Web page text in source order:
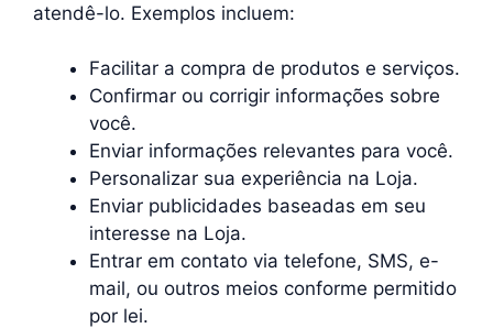
atendê-lo. Exemplos incluem:
Facilitar a compra de produtos e serviços.
Confirmar ou corrigir informações sobre
você.
Enviar informações relevantes para você.
Personalizar sua experiência na Loja.
Enviar publicidades baseadas em seu
interesse na Loja.
Entrar em contato via telefone, SMS, e-
mail, ou outros meios conforme permitido
por lei.